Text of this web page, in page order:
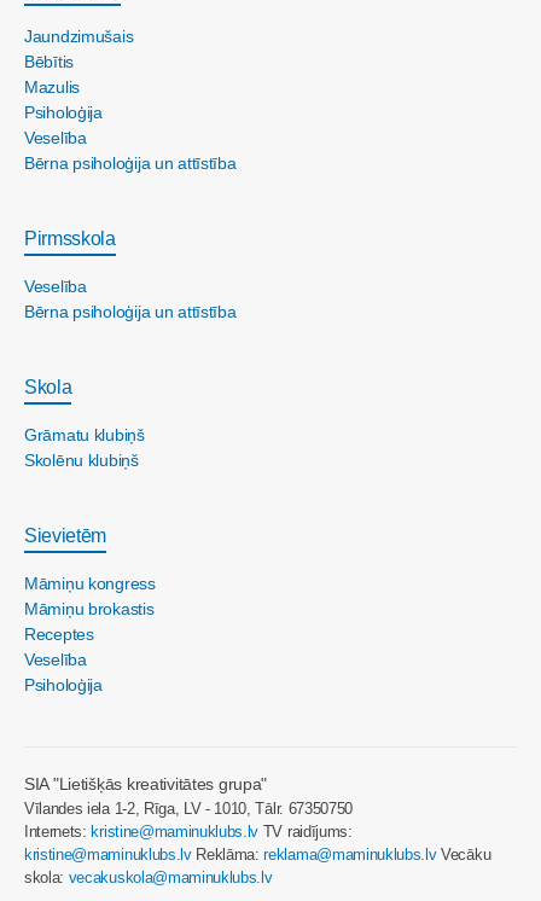
Jaundzimušais
Bēbītis
Mazulis
Psiholoģija
Veselība
Bērna psiholoģija un attīstība
Pirmsskola
Veselība
Bērna psiholoģija un attīstība
Skola
Grāmatu klubiņš
Skolēnu klubiņš
Sievietēm
Māmiņu kongress
Māmiņu brokastis
Receptes
Veselība
Psiholoģija
SIA "Lietišķās kreativitātes grupa"
Vīlandes iela 1-2, Rīga, LV - 1010, Tālr. 67350750
Internets: kristine@maminuklubs.lv TV raidījums:
kristine@maminuklubs.lvReklāma:reklama@maminuklubs.lvVecāku
skola: vecakuskola@maminuklubs.lv